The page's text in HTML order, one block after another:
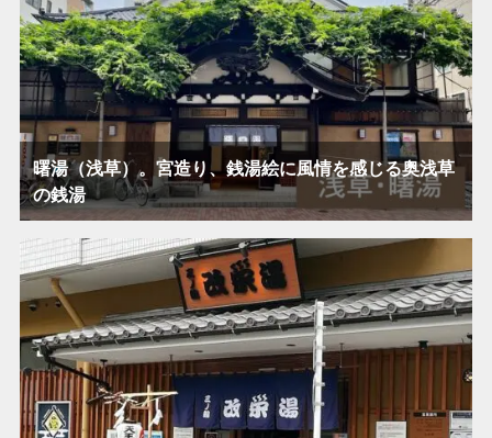
曙湯（浅草）。宮造り、銭湯絵に風情を感じる奥浅草
の銭湯